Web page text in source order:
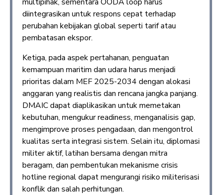
diintegrasikan untuk respons cepat terhadap
perubahan kebijakan global seperti tarif atau
pembatasan ekspor.
Ketiga, pada aspek pertahanan, penguatan
kemampuan maritim dan udara harus menjadi
prioritas dalam MEF 2025-2034 dengan alokasi
anggaran yang realistis dan rencana jangka panjang.
DMAIC dapat diaplikasikan untuk memetakan
kebutuhan, mengukur readiness, menganalisis gap,
mengimprove proses pengadaan, dan mengontrol
kualitas serta integrasi sistem. Selain itu, diplomasi
militer aktif, latihan bersama dengan mitra
beragam, dan pembentukan mekanisme crisis
hotline regional dapat mengurangi risiko militerisasi
konflik dan salah perhitungan.